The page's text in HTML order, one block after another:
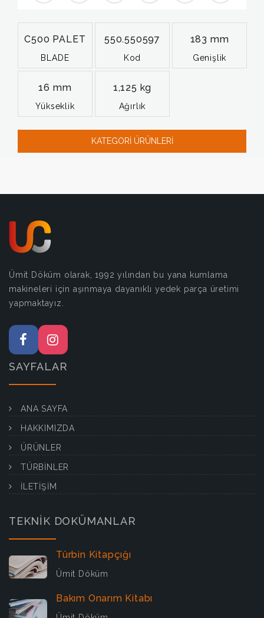
C500 PALET
BLADE
550.550597
Kod
183 mm
Genişlik
16 mm
Yükseklik
1,125 kg
Ağırlık
KATEGORİ ÜRÜNLERİ
Ümit Döküm olarak, 1992 yılından bu yana kumlama
makineleri için aşınmaya dayanıklı yedek parça üretimi
yapmaktayız.
SAYFALAR
ANA SAYFA
HAKKIMIZDA
ÜRÜNLER
TÜRBİNLER
İLETİŞİM
TEKNİK DOKÜMANLAR
Türbin Kitapçığı
Ümit Döküm
Bakım Onarım Kitabı